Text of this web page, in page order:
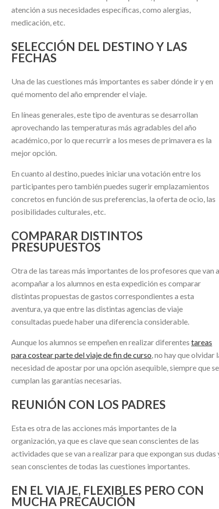
atención a sus necesidades específicas, como alergias,
medicación, etc.
SELECCIÓN DEL DESTINO Y LAS
FECHAS
Una de las cuestiones más importantes es saber dónde ir y en
qué momento del año emprender el viaje.
En líneas generales, este tipo de aventuras se desarrollan
aprovechando las temperaturas más agradables del año
académico, por lo que recurrir a los meses de primavera es la
mejor opción.
En cuanto al destino, puedes iniciar una votación entre los
participantes pero también puedes sugerir emplazamientos
concretos en función de sus preferencias, la oferta de ocio, las
posibilidades culturales, etc.
COMPARAR DISTINTOS
PRESUPUESTOS
Otra de las tareas más importantes de los profesores que van a
acompañar a los alumnos en esta expedición es comparar
distintas propuestas de gastos correspondientes a esta
aventura, ya que entre las distintas agencias de viaje
consultadas puede haber una diferencia considerable.
Aunque los alumnos se empeñen en realizar diferentes tareas
para costear parte del viaje de fin de curso , no hay que olvidar
necesidad de apostar por una opción asequible, siempre que se
cumplan las garantías necesarias.
REUNIÓN CON LOS PADRES
Esta es otra de las acciones más importantes de la
organización, ya que es clave que sean conscientes de las
actividades que se van a realizar para que expongan sus dudas
sean conscientes de todas las cuestiones importantes.
EN EL VIAJE, FLEXIBLES PERO CON
MUCHA PRECAUCIÓN